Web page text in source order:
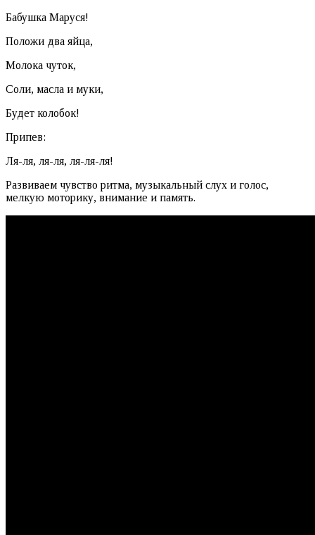
Бабушка Маруся!
Положи два яйца,
Молока чуток,
Соли, масла и муки,
Будет колобок!
Припев:
Ля-ля, ля-ля, ля-ля-ля!
Развиваем чувство ритма, музыкальный слух и голос,
мелкую моторику, внимание и память.